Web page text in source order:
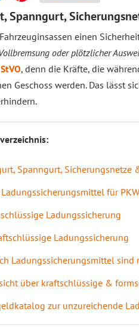
Spanngurt,
einen
oder plötzlicher
, denn die Kräfte, die
Geschoss werden. Das lässt
Spanngurt, Sicherungsnetze
Ladungssicherungsmittel für
Ladungssicherung
Ladungssicherung
Ladungssicherungsmittel sind
über kraftschlüssige &
zur unzureichende